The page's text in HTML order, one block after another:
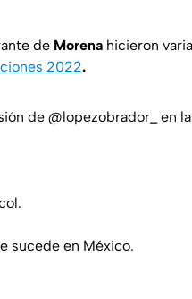
de Morena hicieron
2022.
de @lopezobrador_ en
sucede en México.